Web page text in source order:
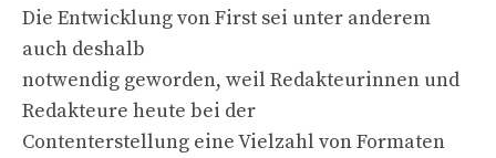
Die Entwicklung von First sei unter anderem
auch deshalb
notwendig geworden, weil Redakteurinnen und
Redakteure heute bei der
Contenterstellung eine Vielzahl von Formaten